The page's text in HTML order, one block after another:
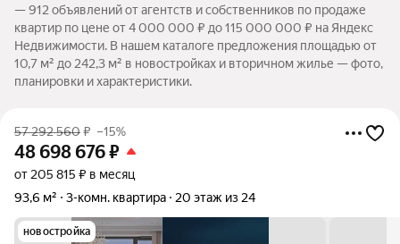
— 912 объявлений от агентств и собственников по продаже
квартир по цене от 4 000 000 ₽ до 115 000 000 ₽ на Яндекс
Недвижимости. В нашем каталоге предложения площадью от
10,7 м² до 242,3 м² в новостройках и вторичном жилье — фото,
планировки и характеристики.
57 292 560₽ –15%
48 698 676₽
от 205 815 ₽ в месяц
93,6 м²
3-комн. квартира 20 этаж из 24
новостройка